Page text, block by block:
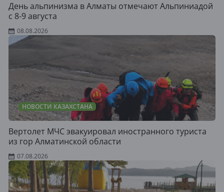
День альпинизма в Алматы отмечают Альпиниадой
с 8-9 августа
08.08.2026
НОВОСТИ КАЗАХСТАНА
Вертолет МЧС эвакуировал иностранного туриста
из гор Алматинской области
07.08.2026